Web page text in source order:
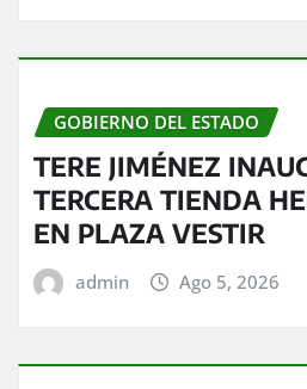
GOBIERNO DEL ESTADO
TERE JIMÉNEZ
TERCERA TIENDA
EN PLAZA VESTIR
admin Ago 5, 2026